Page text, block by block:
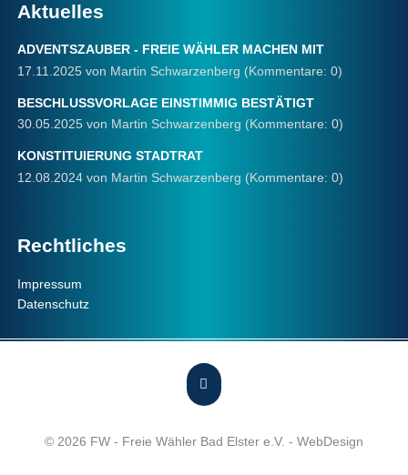
Aktuelles
ADVENTSZAUBER - FREIE WÄHLER MACHEN MIT
17.11.2025 von Martin Schwarzenberg (Kommentare: 0)
BESCHLUSSVORLAGE EINSTIMMIG BESTÄTIGT
30.05.2025 von Martin Schwarzenberg (Kommentare: 0)
KONSTITUIERUNG STADTRAT
12.08.2024 von Martin Schwarzenberg (Kommentare: 0)
Rechtliches
Navigation
überspringen
Impressum
Datenschutz
© 2026 FW - Freie Wähler Bad Elster e.V. - WebDesign